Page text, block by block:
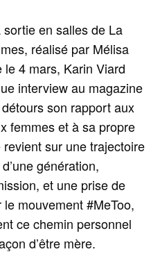
sortie en salles de La
réalisé par Mélisa
le 4 mars, Karin Viard
interview au magazine
son rapport aux
femmes et à sa propre
revient sur une trajectoire
génération,
et une prise de
mouvement #MeToo,
ce chemin personnel
d’être mère.